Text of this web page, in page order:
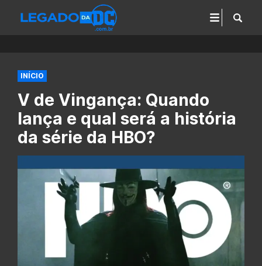
INÍCIO
V de Vingança: Quando
lança e qual será a história
da série da HBO?